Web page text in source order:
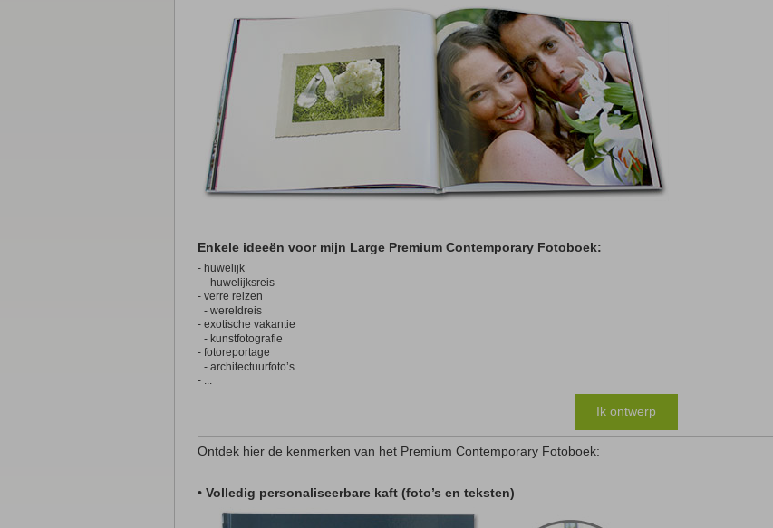
Enkele ideeën voor mijn Large Premium Contemporary Fotoboek:
- huwelijk
- huwelijksreis
- verre reizen
- wereldreis
- exotische vakantie
- kunstfotografie
- fotoreportage
- architectuurfoto’s
- ...
Ik ontwerp
Ontdek hier de kenmerken van het Premium Contemporary Fotoboek:
• Volledig personaliseerbare kaft (foto’s en teksten)